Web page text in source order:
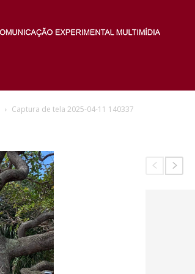
Fotec
Captura de tela 2025-04-11 140337